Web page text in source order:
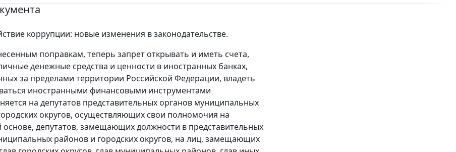
коррупции: новые изменения в законодательстве.
поправкам, теперь запрет открывать и иметь счета,
денежные средства и ценности в иностранных банках,
за пределами территории Российской Федерации, владеть
иностранными финансовыми инструментами
на депутатов представительных органов муниципальных
округов, осуществляющих свои полномочия на
основе, депутатов, замещающих должности в представительных
районов и городских округов, на лиц, замещающих